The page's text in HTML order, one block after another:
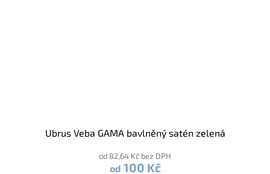
Ubrus Veba GAMA bavlněný satén zelená
od 82,64 Kč bez DPH
od 100 Kč